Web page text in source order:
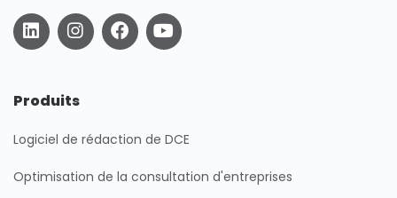
L
i
n
e
d
n
I
n
s
a
g
a
F
a
c
k
Y
o
u
Produits
Logiciel de rédaction de DCE
Optimisation de la consultation d'entreprises